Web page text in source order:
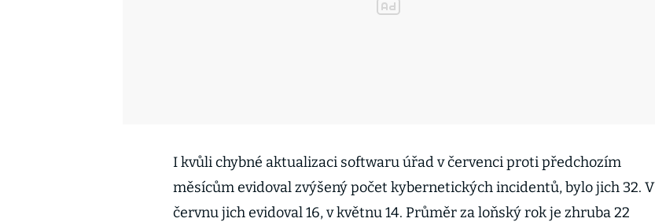
I kvůli chybné aktualizaci softwaru úřad v červenci proti předchozím
měsícům evidoval zvýšený počet kybernetických incidentů, bylo jich 32. V
červnu jich evidoval 16, v květnu 14. Průměr za loňský rok je zhruba 22